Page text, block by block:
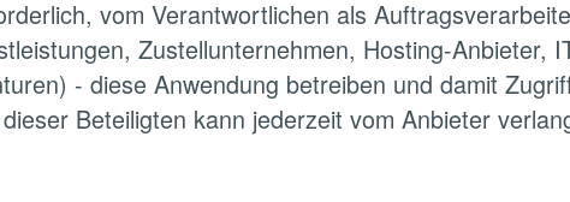
vom Verantwortlichen als
Zustellunternehmen, Hosting-Anbieter,
- diese Anwendung betreiben und damit
Beteiligten kann jederzeit vom Anbieter